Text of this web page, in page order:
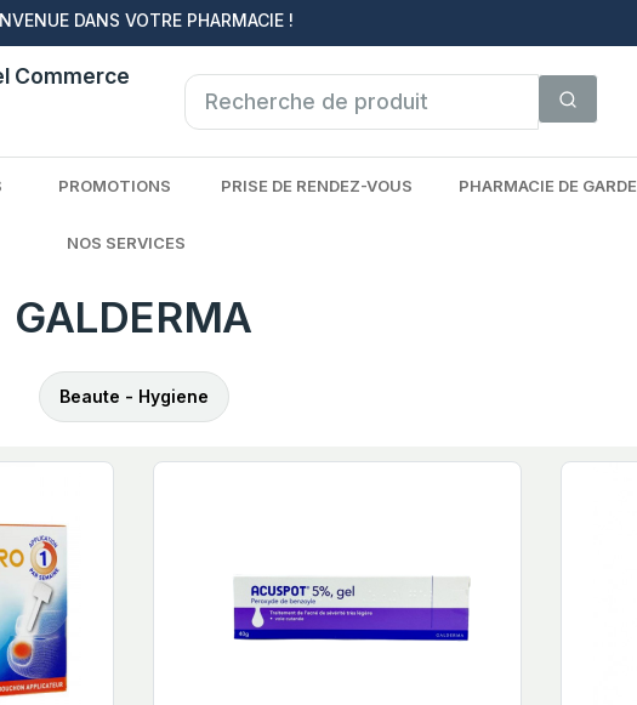
DANS VOTRE PHARMACIE !
Commerce
PROMOTIONS PRISE DE RENDEZ-VOUS PHARMACIE DE GARDE
NOS SERVICES
GALDERMA
Beaute - Hygiene